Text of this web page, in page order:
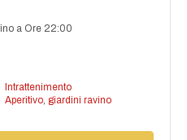
a Ore 22:00
Intrattenimento
Aperitivo, giardini ravino